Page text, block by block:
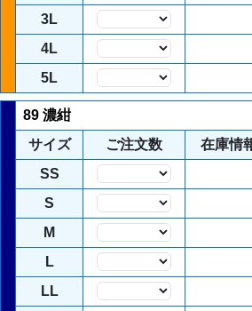
3L
4L
5L
89 濃紺
サイズ
ご注文数 在庫情
SS
S
M
L
LL